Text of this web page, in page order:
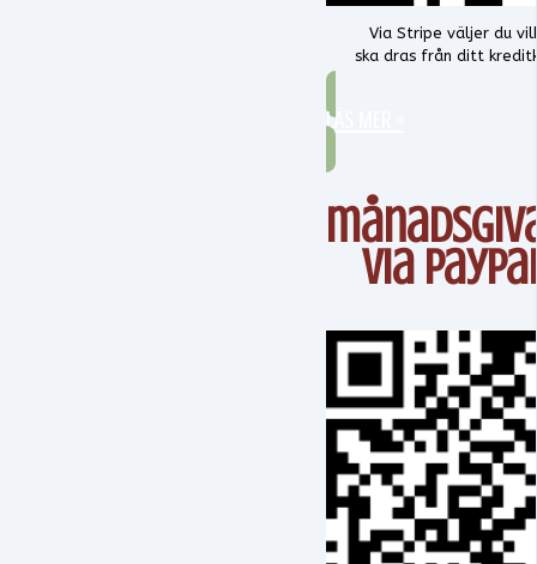
Via Stripe väljer du
ska dras från ditt
LÄS MER »
Via